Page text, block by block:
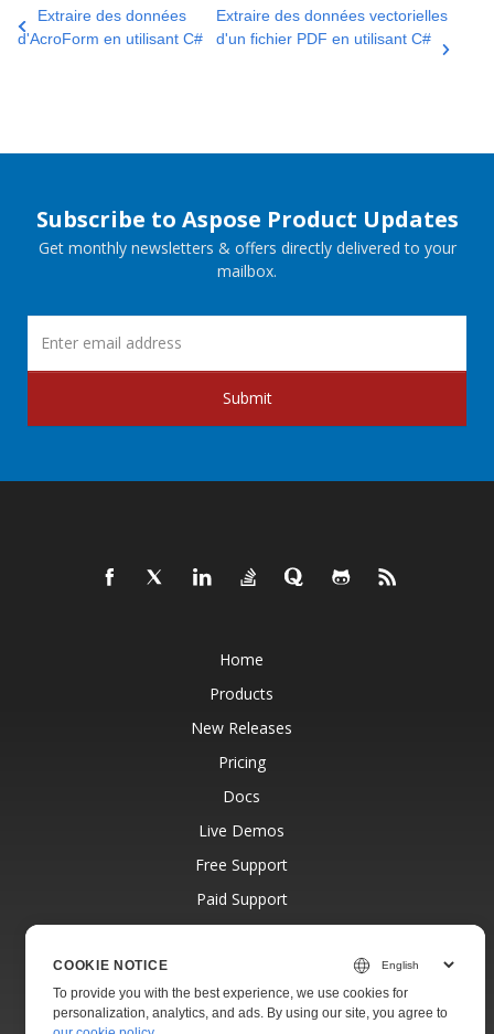
Extraire des données
d'AcroForm en utilisant C#
Extraire des données vectorielles
d'un fichier PDF en utilisant C#
Subscribe to Aspose Product Updates
Get monthly newsletters & offers directly delivered to your
mailbox.
Submit
Home
Products
New Releases
Pricing
Docs
Live Demos
Free Support
Paid Support
Websites
COOKIE NOTICE
To provide you with the best experience, we use cookies for
personalization, analytics, and ads. By using our site, you agree to